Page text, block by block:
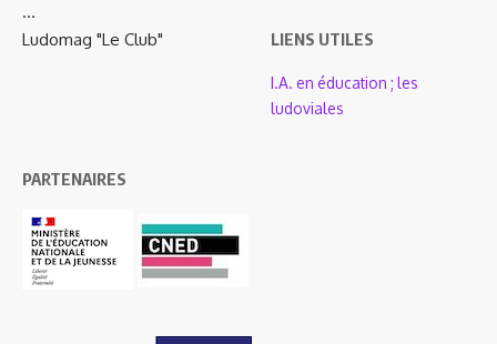
…
Ludomag "Le Club"
LIENS UTILES
I.A. en éducation ; les
ludoviales
PARTENAIRES